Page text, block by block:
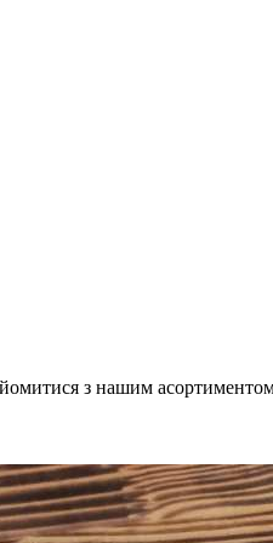
з нашим